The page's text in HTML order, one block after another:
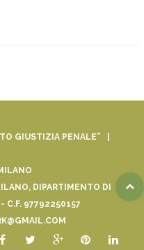
GIUSTIZIA PENALE” |
DIPARTIMENTO DI
C.F. 97792250157